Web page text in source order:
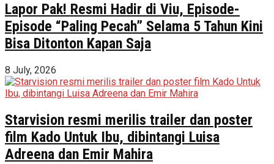
Lapor Pak! Resmi Hadir di Viu, Episode-
Episode “Paling Pecah” Selama 5 Tahun Kini
Bisa Ditonton Kapan Saja
8 July, 2026
Starvision resmi merilis trailer dan poster
film Kado Untuk Ibu, dibintangi Luisa
Adreena dan Emir Mahira